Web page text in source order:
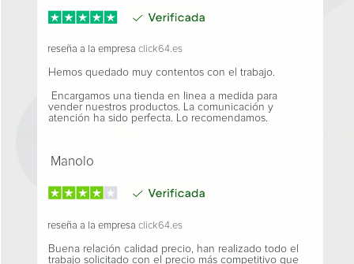
reseña a la empresa click64.es
Hemos quedado muy contentos con el trabajo.
Encargamos una tienda en linea a medida para
vender nuestros productos. La comunicación y
atención ha sido perfecta. Lo recomendamos.
Manolo
reseña a la empresa click64.es
Buena relación calidad precio, han realizado todo el
trabajo solicitado con el precio más competitivo que